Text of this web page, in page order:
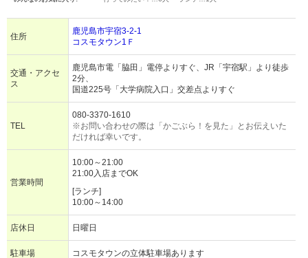
住所
鹿児島市宇宿3-2-1
コスモタウン1Ｆ
交通・アクセ
ス
鹿児島市電「脇田」電停よりすぐ、JR「宇宿駅」より徒歩
2分、
国道225号「大学病院入口」交差点よりすぐ
TEL
080-3370-1610
※お問い合わせの際は「かごぶら！を見た」とお伝えいた
だければ幸いです。
営業時間
10:00～21:00
21:00入店までOK
[ランチ]
10:00～14:00
店休日 日曜日
駐車場 コスモタウンの立体駐車場あります